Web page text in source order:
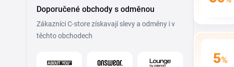
Doporučené obchody s odměnou
Zákazníci C-store získavají slevy a odměny i v
těchto obchodech
5%